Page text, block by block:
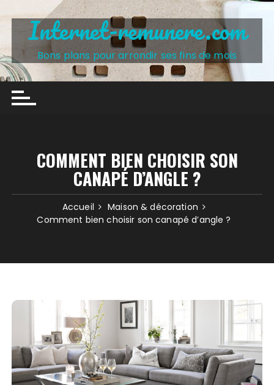
contentInternet-remunere.com
Bons plans pour arrondir ses fins de mois
COMMENT BIEN CHOISIR SON
CANAPÉ D’ANGLE ?
Accueil
Maison & décoration
Comment bien choisir son canapé d’angle ?